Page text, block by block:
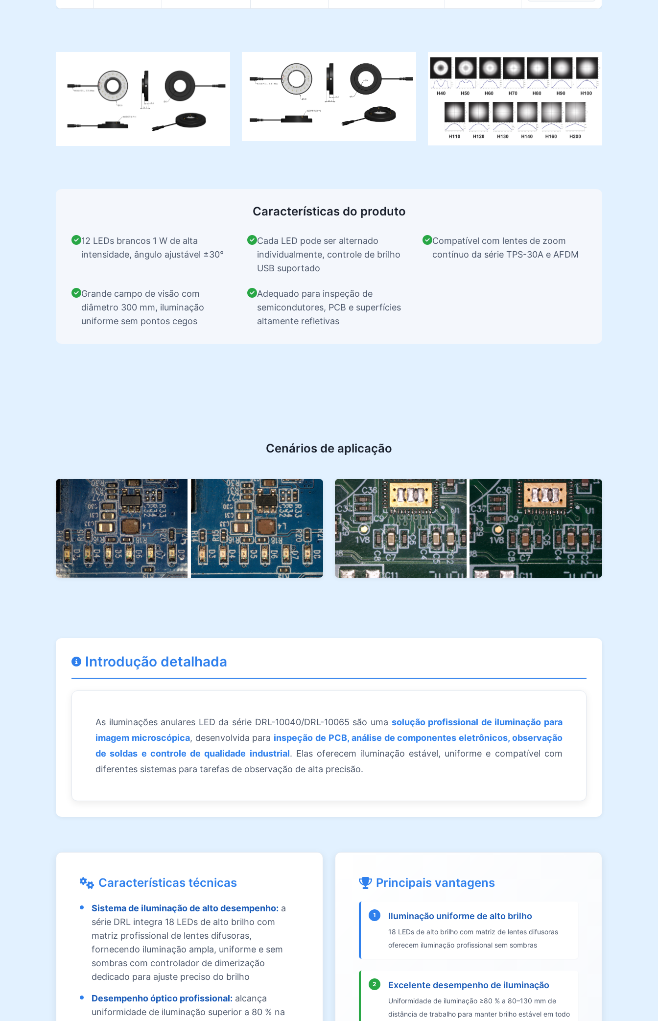
Características do produto
12 LEDs brancos 1 W de alta
intensidade, ângulo ajustável ±30°
Cada LED pode ser alternado
individualmente, controle de brilho
USB suportado
Compatível com lentes de zoom
contínuo da série TPS-30A e AFDM
Grande campo de visão com
diâmetro 300 mm, iluminação
uniforme sem pontos cegos
Adequado para inspeção de
semicondutores, PCB e superfícies
altamente refletivas
Cenários de aplicação
Introdução detalhada
As iluminações anulares LED da série DRL-10040/DRL-10065 são uma solução profissional de iluminação para
imagem microscópica, desenvolvida para inspeção de PCB, análise de componentes eletrônicos, observação
de soldas e controle de qualidade industrial. Elas oferecem iluminação estável, uniforme e compatível com
diferentes sistemas para tarefas de observação de alta precisão.
Características técnicas
Sistema de iluminação de alto desempenho: a
série DRL integra 18 LEDs de alto brilho com
matriz profissional de lentes difusoras,
fornecendo iluminação ampla, uniforme e sem
sombras com controlador de dimerização
dedicado para ajuste preciso do brilho
Desempenho óptico profissional: alcança
uniformidade de iluminação superior a 80 % na
Principais vantagens
1 Iluminação uniforme de alto brilho
18 LEDs de alto brilho com matriz de lentes difusoras
oferecem iluminação profissional sem sombras
2 Excelente desempenho de iluminação
Uniformidade de iluminação ≥80 % a 80–130 mm de
distância de trabalho para manter brilho estável em todo